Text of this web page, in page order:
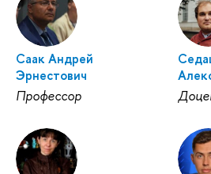
Саак Андрей
Эрнестович
Профессор